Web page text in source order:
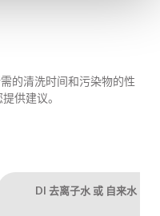
的清洗时间和污染物的性
供建议。
DI 去离子水 或 自来水